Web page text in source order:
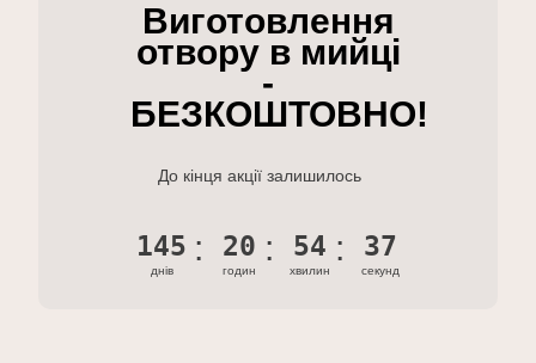
Виготовлення
отвору в мийці
-
БЕЗКОШТОВНО!
До кінця акції залишилось
145
днів
20
годин
54
хвилин
36
секунд